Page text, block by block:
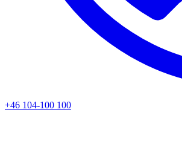
+46 104-100 100